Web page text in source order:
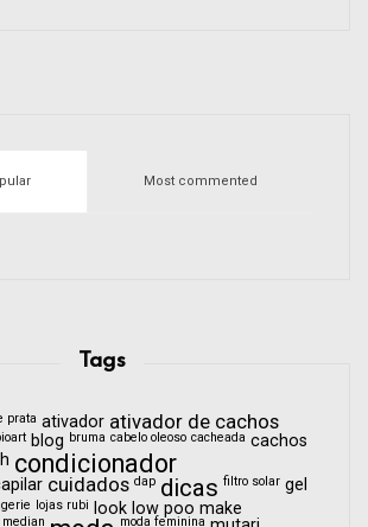
Most commented
Tags
prata ativador ativador de cachos
blog bruma cabelo oleoso cacheada cachos
condicionador
cuidados dap dicas filtro solar gel
lojas rubi look low poo make
median moda feminina